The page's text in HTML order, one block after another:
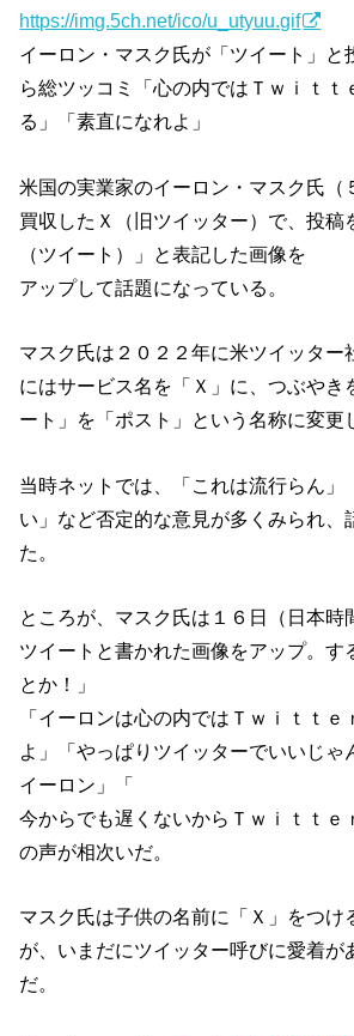
https://img.5ch.net/ico/u_utyuu.gif
イーロン・マスク氏が「ツイート」と
ら総ツッコミ「心の内ではＴｗｉｔｔ
る」「素直になれよ」
米国の実業家のイーロン・マスク氏（
買収したＸ（旧ツイッター）で、投稿
（ツイート）」と表記した画像を
アップして話題になっている。
マスク氏は２０２２年に米ツイッター
にはサービス名を「Ｘ」に、つぶやき
ート」を「ポスト」という名称に変更
当時ネットでは、「これは流行らん」
い」など否定的な意見が多くみられ、
た。
ところが、マスク氏は１６日（日本時
ツイートと書かれた画像をアップ。す
とか！」
「イーロンは心の内ではＴｗｉｔｔ
よ」「やっぱりツイッターでいいじ
イーロン」「
今からでも遅くないからＴｗｉｔｔｅ
の声が相次いだ。
マスク氏は子供の名前に「Ｘ」をつけ
が、いまだにツイッター呼びに愛着が
だ。